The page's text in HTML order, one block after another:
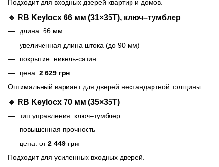
Подходит для входных дверей квартир и домов.
🔹 RB Keylocx 66 мм (31×35T), ключ–тумблер
длина: 66 мм
увеличенная длина штока (до 90 мм)
покрытие: никель-сатин
цена: 2 629 грн
Оптимальный вариант для дверей нестандартной толщины.
🔹 RB Keylocx 70 мм (35×35T)
тип управления: ключ–тумблер
повышенная прочность
цена: от2 449 грн
Подходит для усиленных входных дверей.